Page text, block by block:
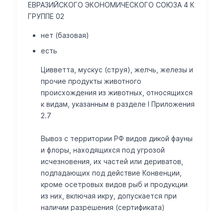
ЕВРАЗИЙСКОГО ЭКОНОМИЧЕСКОГО СОЮЗА 4 К
ГРУППЕ 02
нет (базовая)
есть
Цивветта, мускус (струя), желчь, железы и
прочие продукты животного
происхождения из животных, относящихся
к видам, указанным в разделе I Приложения
2.7
Вывоз с территории РФ видов дикой фауны
и флоры, находящихся под угрозой
исчезновения, их частей или дериватов,
подпадающих под действие Конвенции,
кроме осетровых видов рыб и продукции
из них, включая икру, допускается при
наличии разрешения (сертификата)